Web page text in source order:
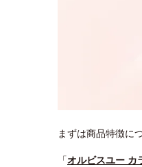
まずは商品特徴に
「オルビスユー カ